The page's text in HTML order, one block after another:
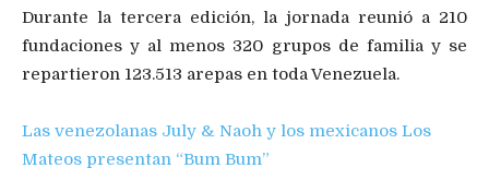
Durante la tercera edición, la jornada reunió a 210
fundaciones y al menos 320 grupos de familia y se
repartieron 123.513 arepas en toda Venezuela.
Las venezolanas July & Naoh y los mexicanos Los
Mateos presentan “Bum Bum”